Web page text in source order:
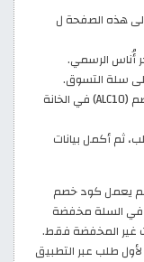
هذه الصفحة ل
أُناس الرسمي.
سلة التسوق.
انتقل إلى صفحة الدفع وأدخل كود الخصم (ALC10) في الخانة
ثم أكمل بيانات
يعمل كود خصم
في السلة مخفضة
على المنتجات غير المخفضة فقط.
مخصصا لأول طلب عبر التطبيق